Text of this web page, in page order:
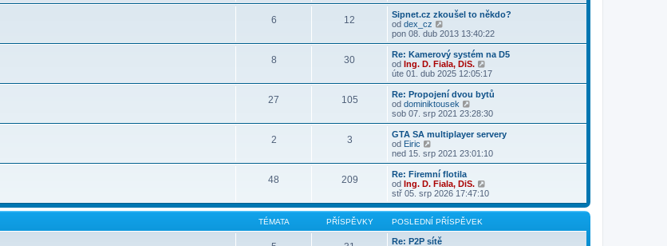
v
e
í
s
ě
v
e
l
e
n
í
p
í
s
p
v
e
k
t
p
o
s
e
n
í
p
í
s
p
v
e
b
r
z
p
o
s
e
n
í
p
í
s
v
e
k
6 12
Sipnet.cz zkoušel to někdo?
od dex_cz
o
b
r
a
z
p
o
s
e
n
í
p
ř
í
s
p
ě
v
pon 08. dub 2013 13:40:22
8 30
Re: Kamerový systém na D5
od Ing. D. Fiala, DiS.
o
b
r
z
p
o
s
n
í
úte 01. dub 2025 12:05:17
27 105
Re: Propojení dvou bytů
od dominiktousek
o
b
r
z
p
o
s
l
e
d
sob 07. srp 2021 23:28:30
2 3
GTA SA multiplayer servery
od Eiric
o
b
r
a
z
t
p
o
s
ned 15. srp 2021 23:01:10
48 209
Re: Firemní flotila
od Ing. D. Fiala, DiS.
o
b
r
z
stř 05. srp 2026 17:47:10
TÉMATA PŘÍSPĚVKY POSLEDNÍ PŘÍSPĚVEK
Re: P2P sítě